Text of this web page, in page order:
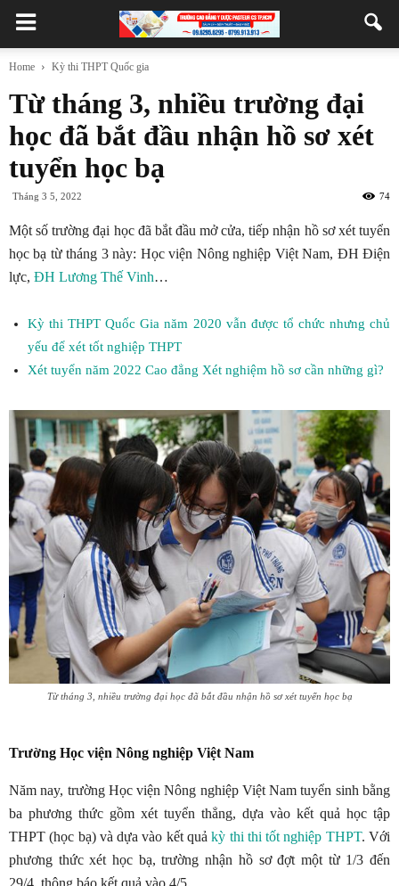
Home Kỳ thi THPT Quốc gia
Từ tháng 3, nhiều trường đại
học đã bắt đầu nhận hồ sơ xét
tuyển học bạ
Tháng 3 5, 2022 74
Một số trường đại học đã bắt đầu mở cửa, tiếp nhận hồ sơ xét tuyển
học bạ từ tháng 3 này: Học viện Nông nghiệp Việt Nam, ĐH Điện
lực, ĐH Lương Thế Vinh…
Kỳ thi THPT Quốc Gia năm 2020 vẫn được tổ chức nhưng chủ
yếu để xét tốt nghiệp THPT
Xét tuyển năm 2022 Cao đẳng Xét nghiệm hồ sơ cần những gì?
Từ tháng 3, nhiều trường đại học đã bắt đầu nhận hồ sơ xét tuyển học bạ
Trường Học viện Nông nghiệp Việt Nam
Năm nay, trường Học viện Nông nghiệp Việt Nam tuyển sinh bằng
ba phương thức gồm xét tuyển thẳng, dựa vào kết quả học tập
THPT (học bạ) và dựa vào kết quảkỳ thi thi tốt nghiệp THPT. Với
phương thức xét học bạ, trường nhận hồ sơ đợt một từ 1/3 đến
29/4, thông báo kết quả vào 4/5.